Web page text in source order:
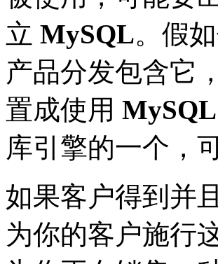
立 MySQL。假
产品分发包含它
置成使用 MySQL
库引擎的一个，
如果客户得到并
为你的客户施行